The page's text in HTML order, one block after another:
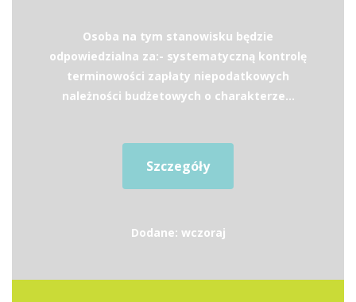
Osoba na tym stanowisku będzie
odpowiedzialna za:- systematyczną kontrolę
terminowości zapłaty niepodatkowych
należności budżetowych o charakterze...
Szczegóły
Dodane: wczoraj